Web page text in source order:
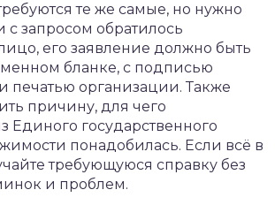
те же самые, но нужно
с запросом обратилось
его заявление должно быть
бланке, с подписью
печатью организации. Также
причину, для чего
Единого государственного
понадобилась. Если всё в
требующуюся справку без
и проблем.